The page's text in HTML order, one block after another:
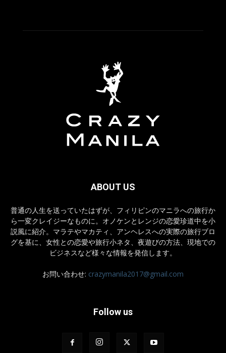
ABOUT US
普通の人生を送っていたはずが、フィリピンのマニラへの旅行か
ら一変クレイジーなものに。オノケンとレンジの恋愛珍道中を小
説風に紹介。マラテやマカティ、アンヘレスへの実際の旅行ブロ
グを基に、女性との恋愛や旅行小ネタ、夜遊びの方法、現地での
ビジネスなど様々な情報を発信します。
お問い合わせ: crazymanila2017@gmail.com
Follow us